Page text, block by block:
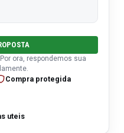
ora, respondemos sua
Compra protegida
uteis